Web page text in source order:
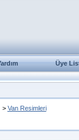
Üye
> Van Resimleri